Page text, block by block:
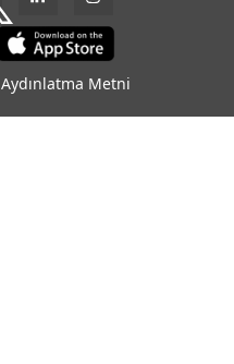
Aydınlatma Metni